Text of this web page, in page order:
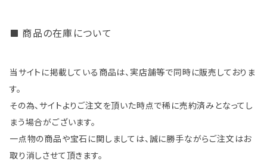
商品の在庫について
当サイトに掲載している商品は、実店舗等で同時に販売しておりま
す。
その為、サイトよりご注文を頂いた時点で稀に売約済みとなってし
まう場合がございます。
一点物の商品や宝石に関しましては、誠に勝手ながらご注文はお
取り消しさせて頂きます。